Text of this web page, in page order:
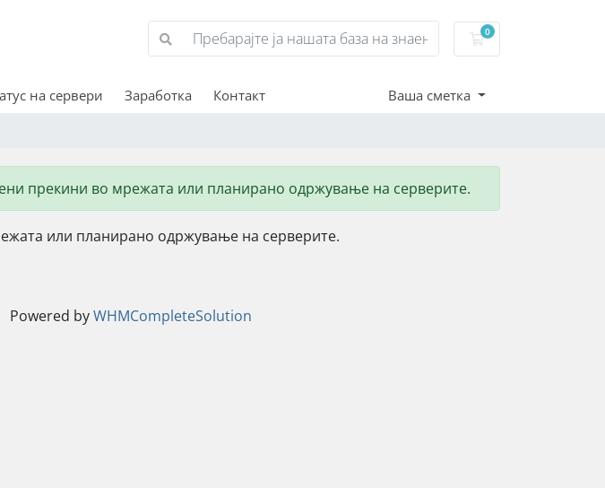
0
Потрошувачка
на сервери Заработка Контакт Ваша сметка
прекини во мрежата или планирано одржување на серверите.
или планирано одржување на серверите.
Powered byWHMCompleteSolution